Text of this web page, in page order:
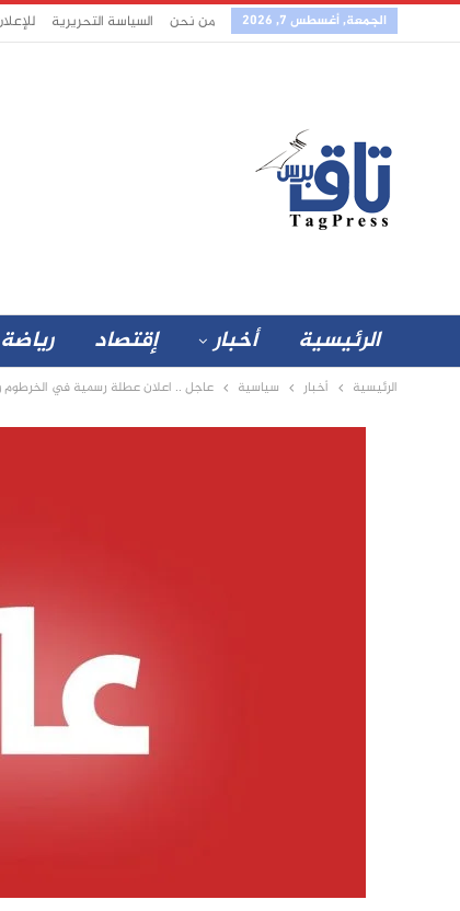
الجمعة, أغسطس 7, 2026 من نحن السياسة التحريرية
الرئيسية أخبار إقتصاد رياضة
الرئيسية أخبار سياسية عاجل .. اعلان عطلة رسمية في الخرطوم